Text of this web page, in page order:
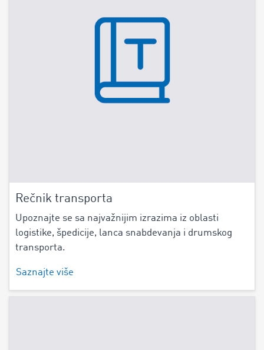
Rečnik transporta
Upoznajte se sa najvažnijim izrazima iz oblasti
logistike, špedicije, lanca snabdevanja i drumskog
transporta.
Saznajte više